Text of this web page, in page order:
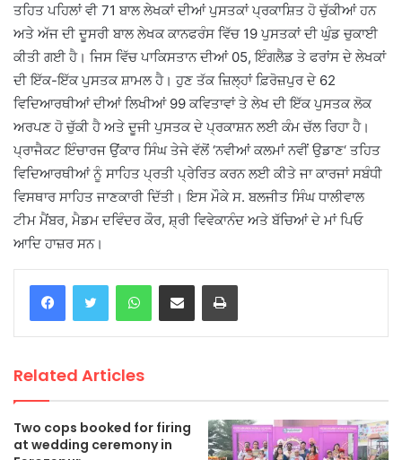
ਤਹਿਤ ਪਹਿਲਾਂ ਵੀ 71 ਬਾਲ ਲੇਖਕਾਂ ਦੀਆਂ ਪੁਸਤਕਾਂ ਪ੍ਰਕਾਸ਼ਿਤ ਹੋ ਚੁੱਕੀਆਂ ਹਨ
ਅਤੇ ਅੱਜ ਦੀ ਦੂਸਰੀ ਬਾਲ ਲੇਖਕ ਕਾਨਫਰੰਸ ਵਿੱਚ 19 ਪੁਸਤਕਾਂ ਦੀ ਘੁੰਡ ਚੁਕਾਈ
ਕੀਤੀ ਗਈ ਹੈ। ਜਿਸ ਵਿੱਚ ਪਾਕਿਸਤਾਨ ਦੀਆਂ 05, ਇੰਗਲੈਡ ਤੇ ਫਰਾਂਸ ਦੇ ਲੇਖਕਾਂ
ਦੀ ਇੱਕ-ਇੱਕ ਪੁਸਤਕ ਸ਼ਾਮਲ ਹੈ। ਹੁਣ ਤੱਕ ਜ਼ਿਲ੍ਹਾਂ ਫ਼ਿਰੋਜ਼ਪੁਰ ਦੇ 62
ਵਿਦਿਆਰਥੀਆਂ ਦੀਆਂ ਲਿਖੀਆਂ 99 ਕਵਿਤਾਵਾਂ ਤੇ ਲੇਖ ਦੀ ਇੱਕ ਪੁਸਤਕ ਲੋਕ
ਅਰਪਣ ਹੋ ਚੁੱਕੀ ਹੈ ਅਤੇ ਦੂਜੀ ਪੁਸਤਕ ਦੇ ਪ੍ਰਕਾਸ਼ਨ ਲਈ ਕੰਮ ਚੱਲ ਰਿਹਾ ਹੈ।
ਪ੍ਰਾਜੈਕਟ ਇੰਚਾਰਜ ਉਂਕਾਰ ਸਿੰਘ ਤੇਜੇ ਵੱਲੋਂ ‘ਨਵੀਆਂ ਕਲਮਾਂ ਨਵੀਂ ਉਡਾਣ‘ ਤਹਿਤ
ਵਿਦਿਆਰਥੀਆਂ ਨੂੰ ਸਾਹਿਤ ਪ੍ਰਤੀ ਪ੍ਰੇਰਿਤ ਕਰਨ ਲਈ ਕੀਤੇ ਜਾ ਕਾਰਜਾਂ ਸਬੰਧੀ
ਵਿਸਥਾਰ ਸਾਹਿਤ ਜਾਣਕਾਰੀ ਦਿੱਤੀ। ਇਸ ਮੌਕੇ ਸ. ਬਲਜੀਤ ਸਿੰਘ ਧਾਲੀਵਾਲ
ਟੀਮ ਮੈਂਬਰ, ਮੈਡਮ ਦਵਿੰਦਰ ਕੌਰ, ਸ਼੍ਰੀ ਵਿਵੇਕਾਨੰਦ ਅਤੇ ਬੱਚਿਆਂ ਦੇ ਮਾਂ ਪਿਓ
ਆਦਿ ਹਾਜ਼ਰ ਸਨ।
WhatsAppShare via Email Print
Related Articles
Two cops booked for firing
at wedding ceremony in